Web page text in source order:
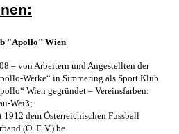
"Apollo" Wien
– von Arbeitern und Angestellten der
Werke“ in Simmering als Sport Klub
Wien gegründet – Vereinsfarben:
Weiß;
1912 dem Österreichischen Fussball
(Ö. F. V.) be